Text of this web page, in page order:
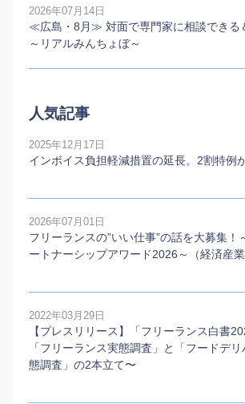
2026年07月14日
≪広島・8月≫ 対面で専門家に相談できる
～リアルみんちょぼ～
人気記事
2025年12月17日
インボイス負担軽減措置の延長。2割特例
2026年07月01日
フリーランスの”いい仕事”の話を大募集！
ートナーシップアワード2026～（経済産業
2022年03月29日
【プレスリリース】「フリーランス白書
「フリーランス実態調査」と「フードデ
態調査」の2本⽴て〜